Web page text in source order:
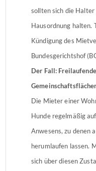
sollten sich die
Hausordnung halten.
Kündigung des
Bundesgerichtshof
Der Fall:
Die Mieter einer
Hunde regelmäßig
Anwesens, zu denen
herumlaufen lassen.
sich über diesen